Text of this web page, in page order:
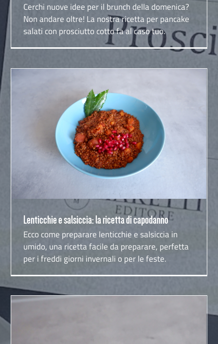
Cerchi nuove idee per il brunch della domenica?
Non andare oltre! La nostra ricetta per pancake
salati con prosciutto cotto fa al caso tuo.
Lenticchie e salsiccia: la ricetta di capodanno
Lenticchie e salsiccia: la ricetta di capodanno
Ecco come preparare lenticchie e salsiccia in
umido, una ricetta facile da preparare, perfetta
per i freddi giorni invernali o per le feste.